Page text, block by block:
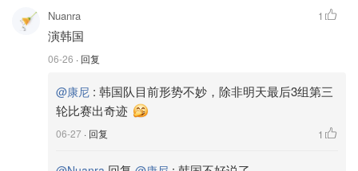
Nuanra
演韩国
06-26 · 回复
1
@康尼 : 韩国队目前形势不妙，除非明天最后3组第三
轮比赛出奇迹
06-27 · 回复 1